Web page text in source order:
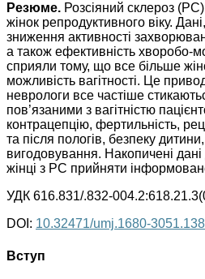
Резюме. Розсіяний склероз
жінок репродуктивного віку.
зниження активності
а також ефективність хворобо-
сприяли тому, що все більше
можливість вагітності. Це
неврологи все частіше
пов’язаними з вагітністю
контрацепцію, фертильність,
та після пологів, безпеку
вигодовування. Накопичені
жінці з РС прийняти
УДК 616.831/.832-
DOI: 10.32471/umj.1680-
Вступ